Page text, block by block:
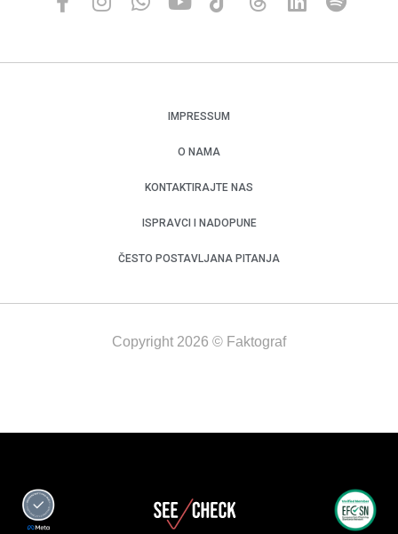
IMPRESSUM
O NAMA
KONTAKTIRAJTE NAS
ISPRAVCI I NADOPUNE
ČESTO POSTAVLJANA PITANJA
Copyright 2026 © Faktograf